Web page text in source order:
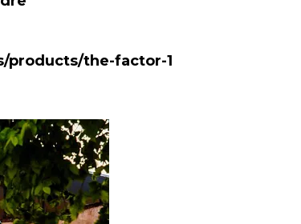
products/the-factor-1